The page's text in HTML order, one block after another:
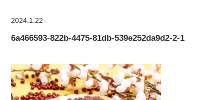
2024.1.22
6a466593-822b-4475-81db-539e252da9d2-2-1